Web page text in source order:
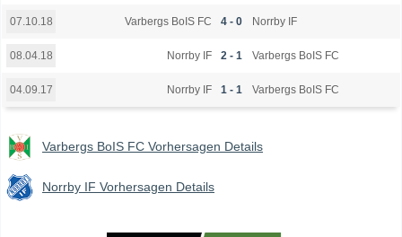
07.10.18 Varbergs BoIS FC 4 - 0 Norrby IF
08.04.18 Norrby IF 2 - 1 Varbergs BoIS FC
04.09.17 Norrby IF 1 - 1 Varbergs BoIS FC
Varbergs BoIS FC Vorhersagen Details
Norrby IF Vorhersagen Details